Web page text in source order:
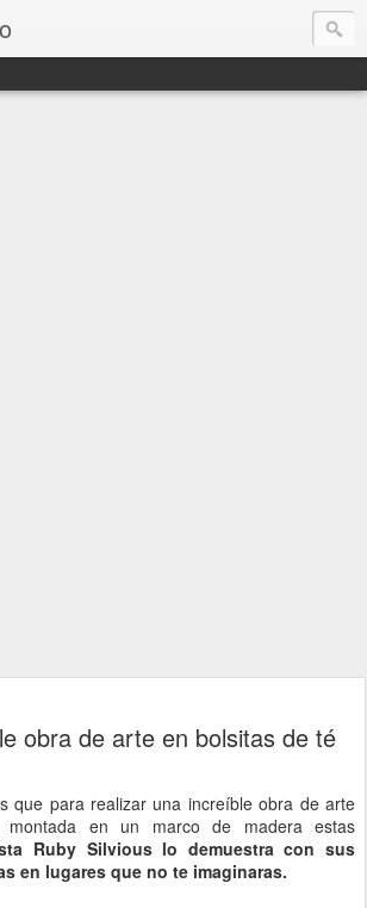
obra de arte en bolsitas de té
que para realizar una increíble obra de arte
montada en un marco de madera estas
Ruby Silvious lo demuestra con sus
en lugares que no te imaginaras.